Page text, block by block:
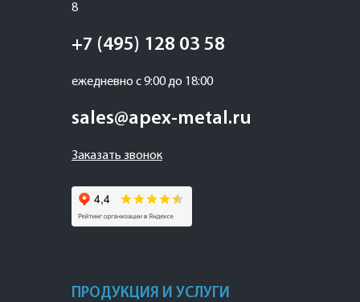
8
+7 (495) 128 03 58
ежедневно с 9:00 до 18:00
sales@apex-metal.ru
Заказать звонок
ПРОДУКЦИЯ И УСЛУГИ